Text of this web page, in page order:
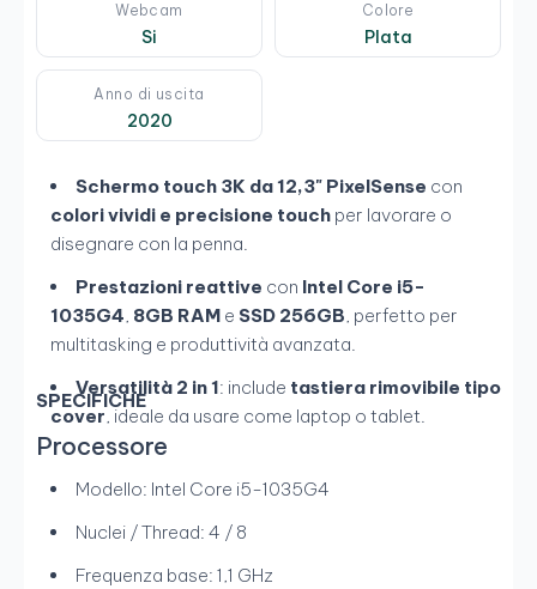
Webcam
Si
Colore
Plata
Anno di uscita
2020
Schermo touch 3K da 12,3" PixelSense con
colori vividi e precisione touch per lavorare o
disegnare con la penna.
Prestazioni reattive con Intel Core i5-
1035G4, 8GB RAM e SSD 256GB, perfetto per
multitasking e produttività avanzata.
Versatilità 2 in 1: include tastiera rimovibile tipo
cover, ideale da usare come laptop o tablet.
SPECIFICHE
Processore
Modello: Intel Core i5-1035G4
Nuclei / Thread: 4 / 8
Frequenza base: 1,1 GHz